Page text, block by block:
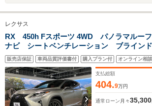
レクサス
RX 450h Fスポーツ 4WD パノラマルー
ナビ シートベンチレーション ブラインド
ニター 後席シートヒーター 赤革シー
電動リアゲート クリアランスソナー
販売店保証 車両品質評価書付 購入プラン付 オンライン相談
支払総額
404.9万円
通常ローン 月々35,300